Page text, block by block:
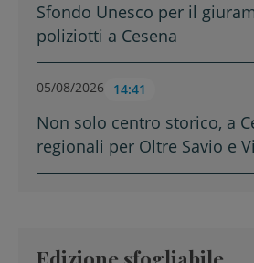
Sfondo Unesco per il
poliziotti a Cesena
05/08/2026 14:41
Non solo centro storico, a
regionali per Oltre Savio e